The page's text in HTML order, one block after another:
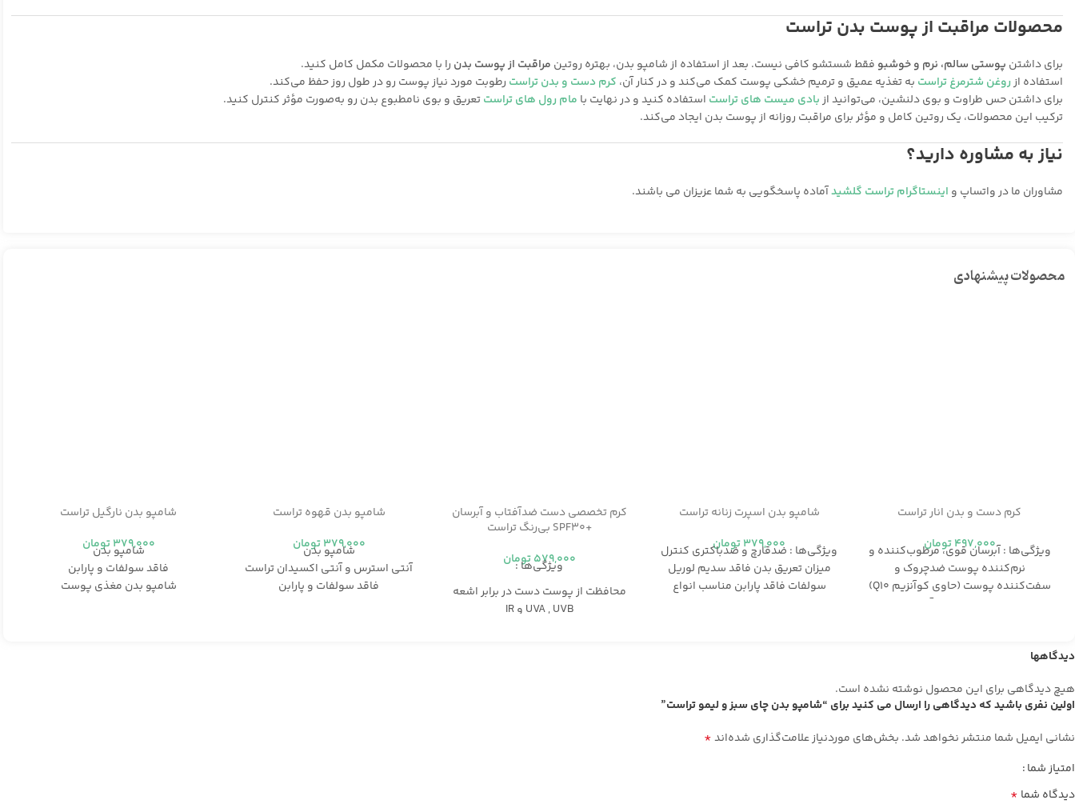
محصولات مراقبت از پوست بدن تراست
برای داشتن پوستی سالم، نرم و خوشبو فقط شستشو کافی نیست. بعد از استفاده از شامپو بدن، بهتره روتین مراقبت از پوست بدن را با محصولات مکمل کامل کنید.
استفاده ازروغن شترمرغ تراست به تغذیه عمیق و ترمیم خشکی پوست کمک می‌کند و در کنار آن، کرم دست و بدن تراست رطوبت مورد نیاز پوست رو در طول روز حفظ می‌کند.
برای داشتن حس طراوت و بوی دلنشین، می‌توانید ازبادی میست‌ های تراست استفاده کنید و در نهایت با مام رول‌ های تراستتعریق و بوی نامطبوع بدن رو به‌صورت مؤثر کنترل کنید.
ترکیب این محصولات، یک روتین کامل و مؤثر برای مراقبت روزانه از پوست بدن ایجاد می‌کند.
نیاز به مشاوره دارید؟
مشاوران ما در واتساپ و اینستاگرام تراست گلشیدآماده پاسخگویی به شما عزیزان می باشند.
محصولات پیشنهادی
کرم دست و بدن انار تراست
497,000تومان
ویژگی‌ها : آبرسان قوي، مرطوب‌كننده و
نرم‌كننده پوست ضدچروك و
سفت‌كننده پوست (حاوي كوآنزيم Q10)
تقويت لايه دفاعي پوست آنتي اكسيدان
شامپو بدن اسپرت زنانه تراست
379,000تومان
ویژگی‌ها : ضدقارچ و ضدباکتری کنترل
میزان تعریق بدن فاقد سدیم لوریل
سولفات فاقد پارابن مناسب انواع
کرم تخصصی دست ضدآفتاب و آبرسان
+SPF۳۰ بی‌رنگ تراست
579,000 تومان
ویژگی‌ها :
محافظت از پوست دست در برابر اشعه
UVA , UVB و IR
شامپو بدن قهوه تراست
379,000تومان
شامپو بدن
آنتی استرس و آنتی اکسیدان تراست
فاقد سولفات و پارابن
شامپو بدن نارگیل تراست
379,000تومان
شامپو بدن
فاقد سولفات و پارابن
شامپو بدن مغذی پوست
دیدگاهها
هیچ دیدگاهی برای این محصول نوشته نشده است.
اولین نفری باشید که دیدگاهی را ارسال می کنید برای “شامپو بدن چای سبز و لیمو تراست”
نشانی ایمیل شما منتشر نخواهد شد. بخش‌های موردنیاز علامت‌گذاری شده‌اند*
امتیاز شما
دیدگاه شما *